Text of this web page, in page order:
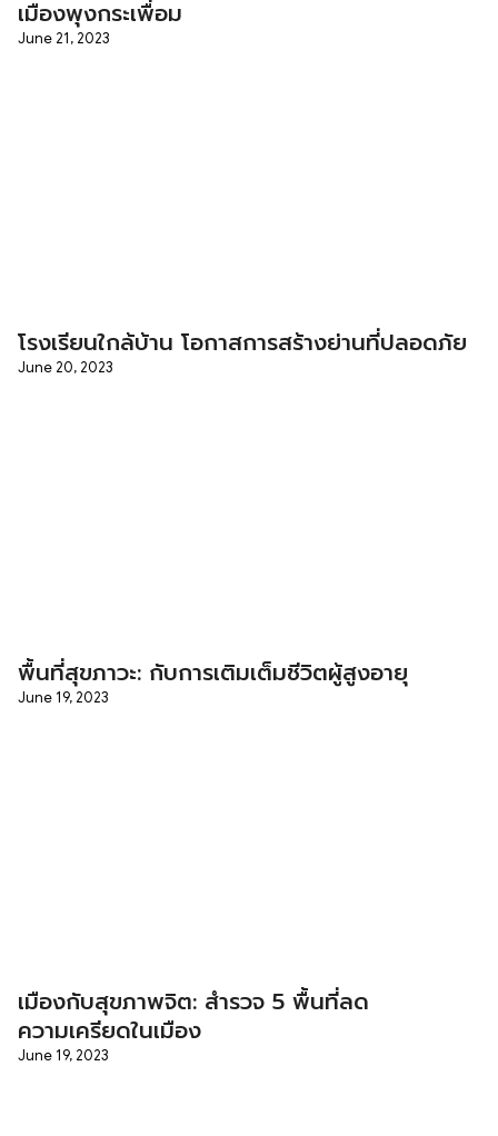
เมืองพุงกระเพื่อม
June 21, 2023
โรงเรียนใกล้บ้าน โอกาสการสร้างย่านที่ปลอดภัย
June 20, 2023
พื้นที่สุขภาวะ: กับการเติมเต็มชีวิตผู้สูงอายุ
June 19, 2023
เมืองกับสุขภาพจิต: สำรวจ 5 พื้นที่ลด
ความเครียดในเมือง
June 19, 2023